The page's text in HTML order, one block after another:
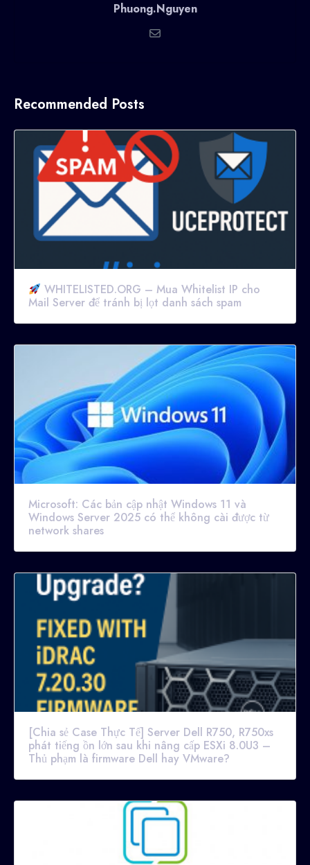
Phuong.Nguyen
Recommended Posts
WHITELISTED.ORG – Mua Whitelist IP cho
Mail Server để tránh bị lọt danh sách spam
Microsoft: Các bản cập nhật Windows 11 và
Windows Server 2025 có thể không cài được từ
network shares
[Chia sẻ Case Thực Tế] Server Dell R750, R750xs
phát tiếng ồn lớn sau khi nâng cấp ESXi 8.0U3 –
Thủ phạm là firmware Dell hay VMware?